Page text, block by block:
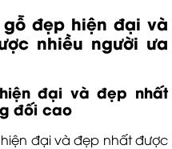
đẹp hiện đại và
nhiều người ưa
đại và đẹp nhất
đối cao
đại và đẹp nhất được